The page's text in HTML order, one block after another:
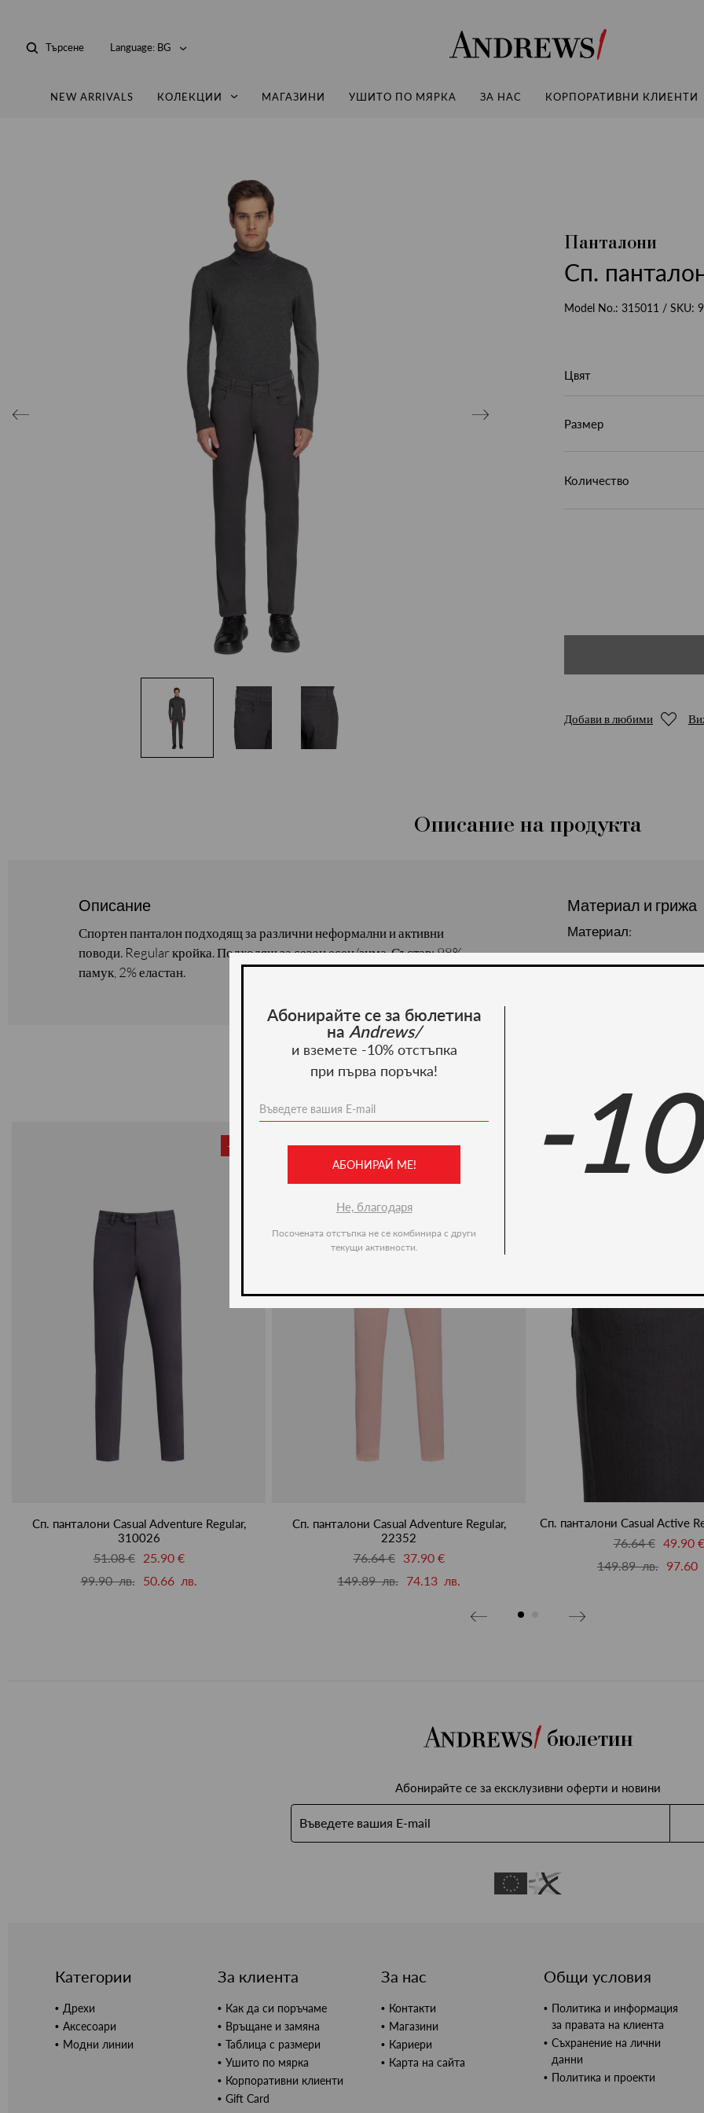
Andrews
Търсене Language: BG
NEW ARRIVALS КОЛЕКЦИИ МАГАЗИНИ УШИТО ПО МЯРКА ЗА НАС КОРПОРАТИВНИ КЛИЕНТИ
Панталони
Сп.
Model No.: 315011 / SKU:
Цвят
Размер
Количество
Добави в любими
Описание на продукта
Описание
Спортен панталон подходящ за различни неформални и активни
поводи. Regular кройка. Подходящ за сезон есен/зима. Състав: 98%
памук, 2% еластан.
Материал и грижа
Материал:
Ние препоръчваме
-49%
Сп. панталони Casual Adventure Regular,
310026
51.08 €
25.90 €
99.90 лв.
50.66 лв.
Сп. панталони Casual Adventure Regular,
22352
76.64 €
37.90 €
149.89 лв. 74.13 лв.
Сп. панталони Casual Active
76.64 € 49.90 €
149.89 лв. 97.60
бюлетин
Абонирайте се за ексклузивни оферти и новини
Категории
Дрехи
Аксесоари
Модни линии
За клиента
Как да си поръчаме
Връщане и замяна
Таблица с размери
Ушито по мярка
Корпоративни клиенти
Gift Card
За нас
Контакти
Магазини
Кариери
Карта на сайта
Общи условия
Политика и информация
за правата на клиента
Съхранение на лични
данни
Политика и проекти
Абонирайте се за бюлетина
на Andrews/
и вземете -10% отстъпка
при първа поръчка!
АБОНИРАЙ МЕ!
Не, благодаря
Посочената отстъпка не се комбинира с други
текущи активности.
-